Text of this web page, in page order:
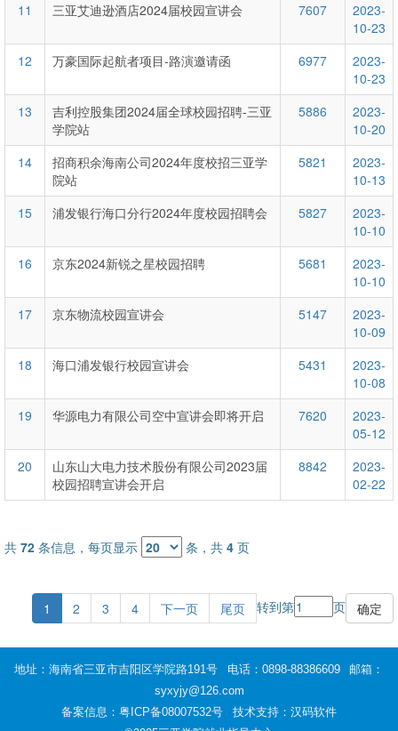
11
三亚艾迪逊酒店2024届校园宣讲会 7607
2023-
10-23
12
万豪国际起航者项目-路演邀请函 6977
2023-
10-23
13
吉利控股集团2024届全球校园招聘-三亚
学院站
5886
2023-
10-20
14
招商积余海南公司2024年度校招三亚学
院站
5821
2023-
10-13
15
浦发银行海口分行2024年度校园招聘会 5827
2023-
10-10
16
京东2024新锐之星校园招聘 5681
2023-
10-10
17
京东物流校园宣讲会 5147
2023-
10-09
18
海口浦发银行校园宣讲会 5431
2023-
10-08
19
华源电力有限公司空中宣讲会即将开启 7620
2023-
05-12
20
山东山大电力技术股份有限公司2023届
校园招聘宣讲会开启
8842
2023-
02-22
共 72 条信息，每页显示 条，共 4 页
1 2 3 4 下一页 尾页 转到第 页
地址：海南省三亚市吉阳区学院路191号 电话：0898-88386609
邮箱：
syxyjy@126.com
备案信息：粤ICP备08007532号
技术支持：汉码软件